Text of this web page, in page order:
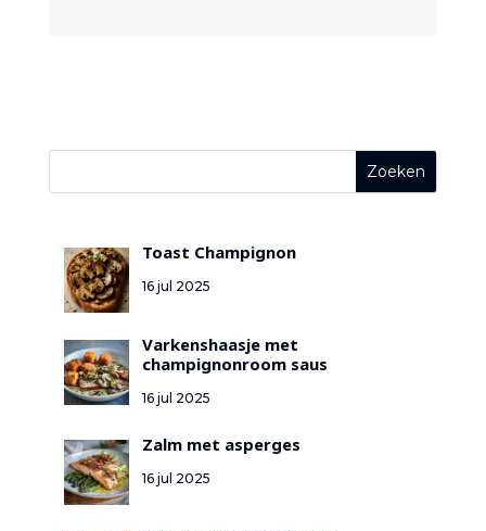
Toast Champignon
16 jul 2025
Varkenshaasje met
champignonroom saus
16 jul 2025
Zalm met asperges
16 jul 2025